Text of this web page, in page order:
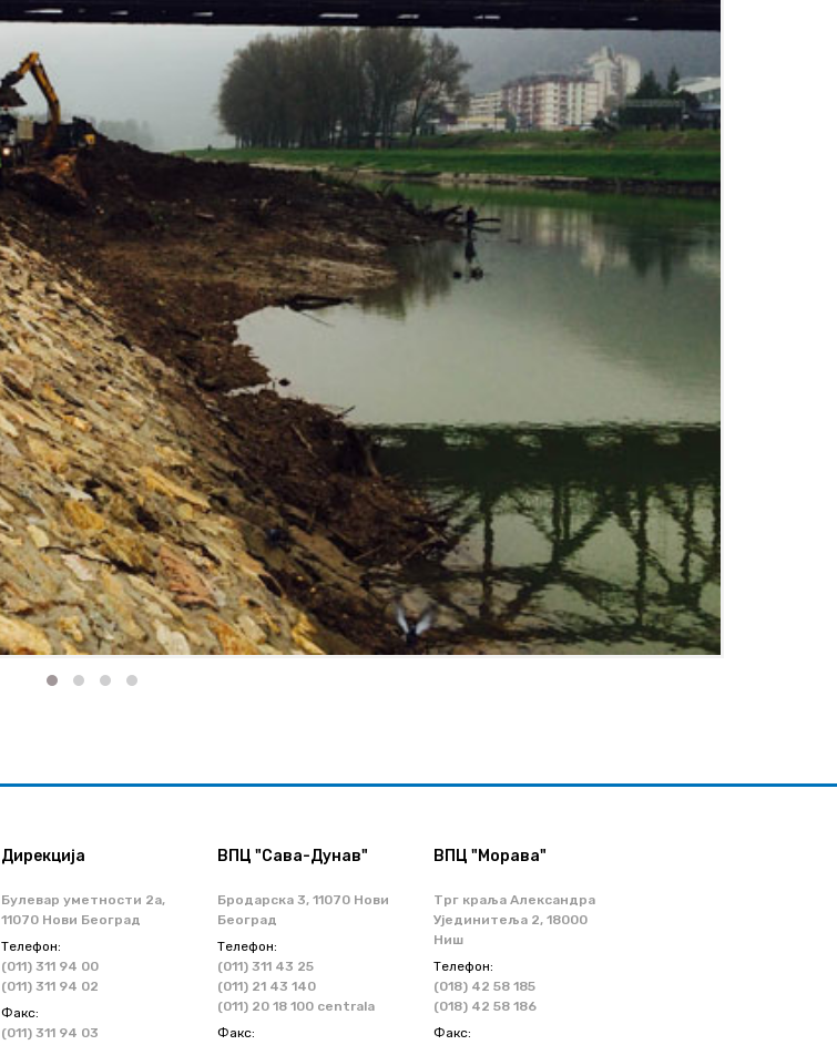
Дирекција
Булевар уметности 2a,
11070 Нови Београд
Телефон:
(011) 311 94 00
(011) 311 94 02
Факс:
(011) 311 94 03
ВПЦ "Сава-Дунав"
Бродарска 3, 11070 Нови
Београд
Телефон:
(011) 311 43 25
(011) 21 43 140
(011) 20 18 100 centrala
Факс:
ВПЦ "Морава"
Трг краља Александра
Ујединитеља 2, 18000
Ниш
Телефон:
(018) 42 58 185
(018) 42 58 186
Факс: